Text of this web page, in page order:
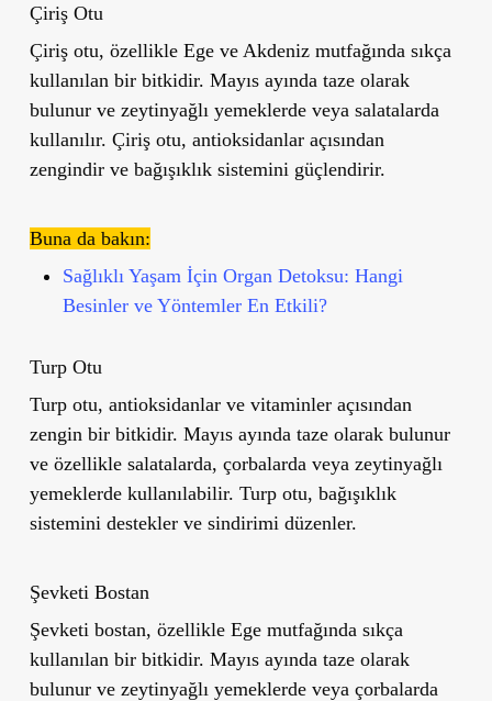
Çiriş Otu
Çiriş otu, özellikle Ege ve Akdeniz mutfağında sıkça
kullanılan bir bitkidir. Mayıs ayında taze olarak
bulunur ve zeytinyağlı yemeklerde veya salatalarda
kullanılır. Çiriş otu, antioksidanlar açısından
zengindir ve bağışıklık sistemini güçlendirir.
Buna da bakın:
Sağlıklı Yaşam İçin Organ Detoksu: Hangi
Besinler ve Yöntemler En Etkili?
Turp Otu
Turp otu, antioksidanlar ve vitaminler açısından
zengin bir bitkidir. Mayıs ayında taze olarak bulunur
ve özellikle salatalarda, çorbalarda veya zeytinyağlı
yemeklerde kullanılabilir. Turp otu, bağışıklık
sistemini destekler ve sindirimi düzenler.
Şevketi Bostan
Şevketi bostan, özellikle Ege mutfağında sıkça
kullanılan bir bitkidir. Mayıs ayında taze olarak
bulunur ve zeytinyağlı yemeklerde veya çorbalarda